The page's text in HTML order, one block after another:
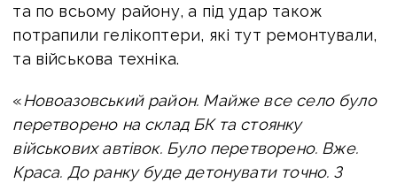
та по всьому району, а під удар також
потрапили гелікоптери, які тут ремонтували,
та військова техніка.
«Новоазовський район. Майже все село було
перетворено на склад БК та стоянку
військових автівок. Було перетворено. Вже.
Краса. До ранку буде детонувати точно. З